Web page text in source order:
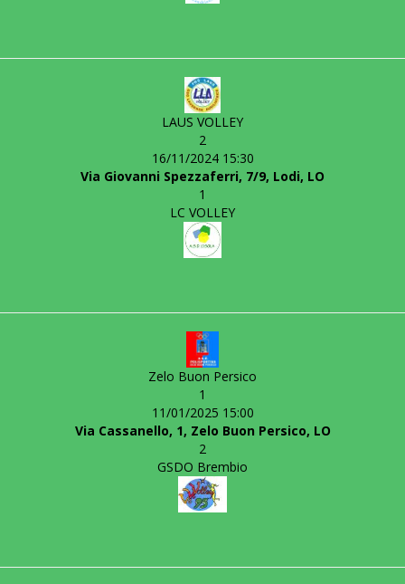
LAUS VOLLEY
2
16/11/2024 15:30
Via Giovanni Spezzaferri, 7/9, Lodi, LO
1
LC VOLLEY
Zelo Buon Persico
1
11/01/2025 15:00
Via Cassanello, 1, Zelo Buon Persico, LO
2
GSDO Brembio